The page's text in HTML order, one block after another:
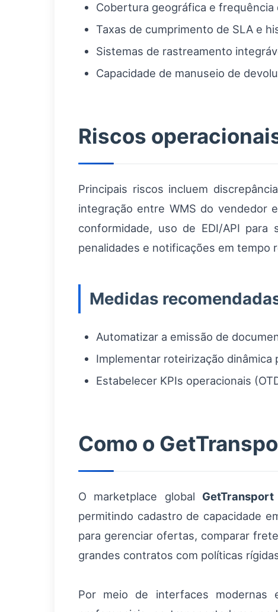
Cobertura geográfica e frequência
Taxas de cumprimento de SLA e
Sistemas de rastreamento
Capacidade de manuseio de
Riscos
Principais riscos incluem
integração entre WMS do vendedor
conformidade, uso de EDI/API para
penalidades e notificações em tempo
Medidas
Automatizar a emissão de
Implementar roteirização
Estabelecer KPIs operacionais
Como o
O marketplace global GetTransport
permitindo cadastro de capacidade
para gerenciar ofertas, comparar
grandes contratos com políticas
Por meio de interfaces